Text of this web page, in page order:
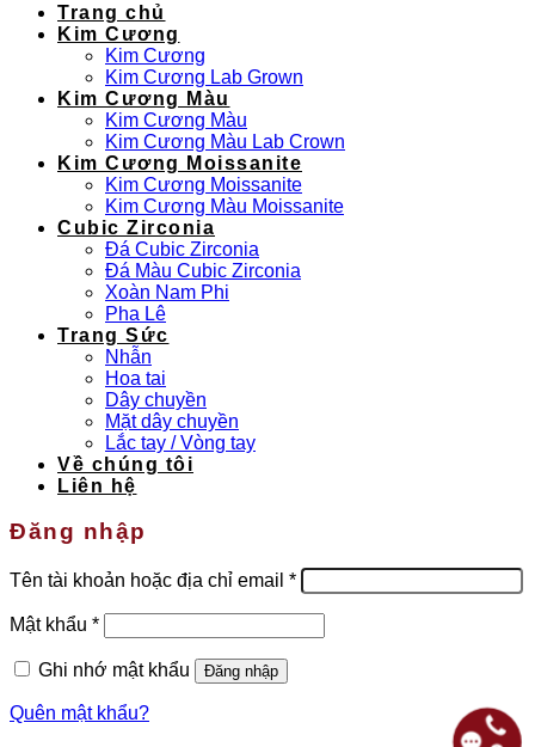
Trang chủ
Kim Cương
Kim Cương
Kim Cương Lab Grown
Kim Cương Màu
Kim Cương Màu
Kim Cương Màu Lab Crown
Kim Cương Moissanite
Kim Cương Moissanite
Kim Cương Màu Moissanite
Cubic Zirconia
Đá Cubic Zirconia
Đá Màu Cubic Zirconia
Xoàn Nam Phi
Pha Lê
Trang Sức
Nhẫn
Hoa tai
Dây chuyền
Mặt dây chuyền
Lắc tay / Vòng tay
Về chúng tôi
Liên hệ
Đăng nhập
Tên tài khoản hoặc địa chỉ email *Bắt
buộc
Mật khẩu *Bắt
buộc
Ghi nhớ mật khẩu
Đăng nhập
Quên mật khẩu?